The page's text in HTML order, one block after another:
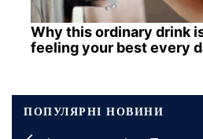
Why this ordinary drink
feeling your best every
ПОПУЛЯРНІ НОВИНИ
Вимкнення